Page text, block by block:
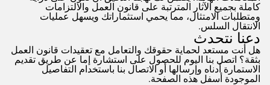
كاملة بجميع الآثار المترتبة على قانون العمل والالتزامات
ومتطلبات الامتثال، مما يحمي استثماراتك ويسهل عمليات
الانتقال السلس.
دعنا نتحدث
هل أنت مستعد لحماية حقوقك والتعامل مع تعقيدات قانون العمل
بثقة؟ اتصل بنا اليوم للحصول على استشارة إما عن طريق تقديم
الاستمارة أدناه وإرسالها أو الاتصال بنا باستخدام التفاصيل
الموجودة أسفل هذه الصفحة.